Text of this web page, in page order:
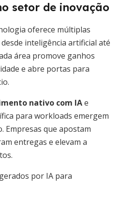
setor de inovação
oferece múltiplas
inteligência artificial até
área promove ganhos
e abre portas para
nativo com IAe
para workloads emergem
Empresas que apostam
entregas e elevam a
por IA para